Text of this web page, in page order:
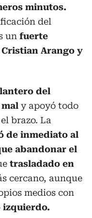
minutos.
del
un fuerte
Arango y
del
y apoyó todo
brazo. La
de inmediato al
abandonar el
trasladado en
cercano, aunque
medios con
izquierdo.